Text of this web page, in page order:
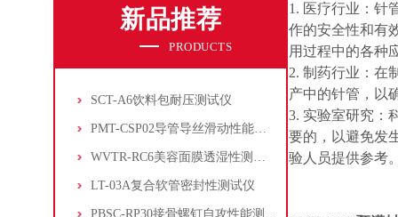
新品推荐
PRODUCTS
SCT-A6饮料包耐压测试仪
PMT-CSP02导管导丝滑动性能测试仪
WVTR-RC6美容面膜透湿性测试仪
LT-03A复合软管密封性测试仪
PBSC-RP30接骨螺钉自攻性能测试‌仪
1. 医疗行业：针
作的安全性和有
用过程中的各种
2. 制药行业：在
产中的针管，以
3. 实验室研究：
要的，以避免发
验人员提供参考